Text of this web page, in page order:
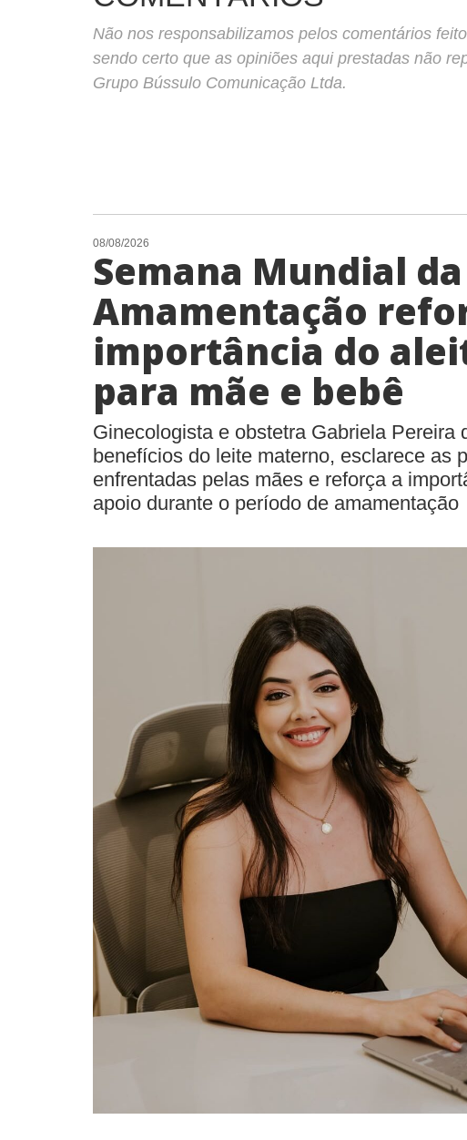
Não nos responsabilizamos pelos comentários
sendo certo que as opiniões aqui prestadas não
Grupo Bússulo Comunicação Ltda.
08/08/2026
Semana Mundial da
Amamentação
importância do
para mãe e bebê
Ginecologista e obstetra Gabriela Pereira
benefícios do leite materno, esclarece as
enfrentadas pelas mães e reforça a
apoio durante o período de amamentação